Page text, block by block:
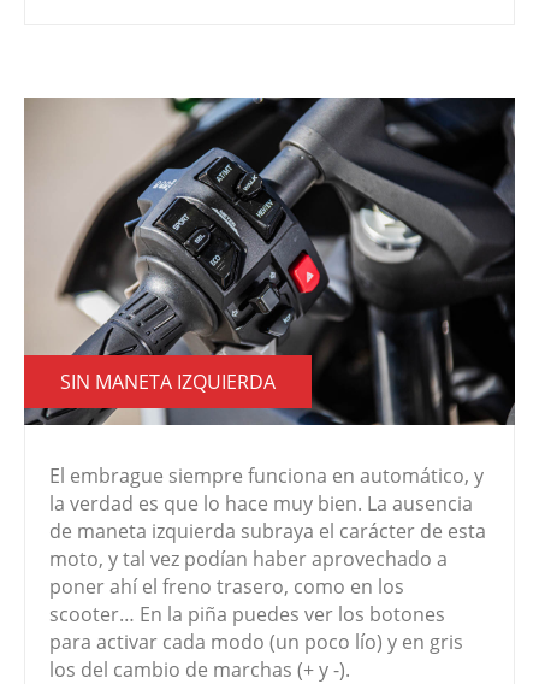
SIN MANETA IZQUIERDA
El embrague siempre funciona en automático, y
la verdad es que lo hace muy bien. La ausencia
de maneta izquierda subraya el carácter de esta
moto, y tal vez podían haber aprovechado a
poner ahí el freno trasero, como en los
scooter… En la piña puedes ver los botones
para activar cada modo (un poco lío) y en gris
los del cambio de marchas (+ y -).